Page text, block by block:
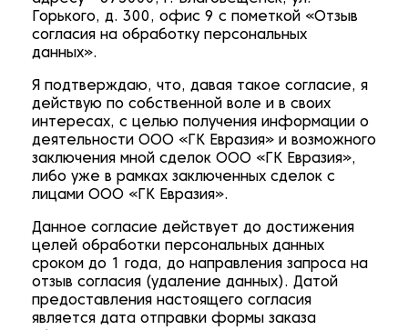
Горького, д. 300, офис 9 с пометкой «Отзыв
согласия на обработку персональных
данных».
Я подтверждаю, что, давая такое согласие, я
действую по собственной воле и в своих
интересах, с целью получения информации о
деятельности ООО «ГК Евразия» и возможного
заключения мной сделок ООО «ГК Евразия»,
либо уже в рамках заключенных сделок с
лицами ООО «ГК Евразия».
Данное согласие действует до достижения
целей обработки персональных данных
сроком до 1 года, до направления запроса на
отзыв согласия (удаление данных). Датой
предоставления настоящего согласия
является дата отправки формы заказа